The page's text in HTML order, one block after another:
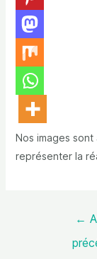
Nos images
représenter la
←